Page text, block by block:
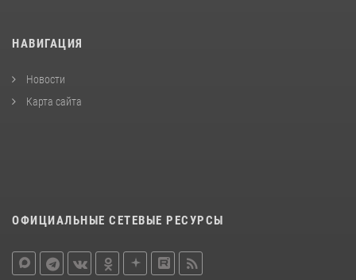
НАВИГАЦИЯ
Новости
Карта сайта
ОФИЦИАЛЬНЫЕ СЕТЕВЫЕ РЕСУРСЫ